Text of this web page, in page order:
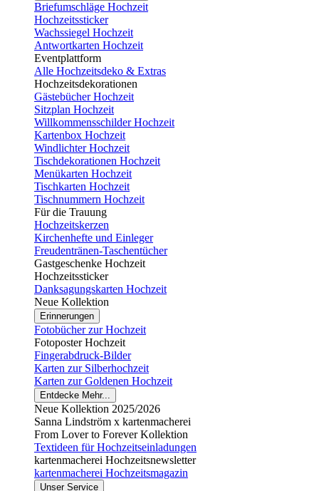
Briefumschläge Hochzeit
Hochzeitssticker
Wachssiegel Hochzeit
Antwortkarten Hochzeit
Eventplattform
Alle Hochzeitsdeko & Extras
Hochzeitsdekorationen
Gästebücher Hochzeit
Sitzplan Hochzeit
Willkommensschilder Hochzeit
Kartenbox Hochzeit
Windlichter Hochzeit
Tischdekorationen Hochzeit
Menükarten Hochzeit
Tischkarten Hochzeit
Tischnummern Hochzeit
Für die Trauung
Hochzeitskerzen
Kirchenhefte und Einleger
Freudentränen-Taschentücher
Gastgeschenke Hochzeit
Hochzeitssticker
Danksagungskarten Hochzeit
Neue Kollektion
Erinnerungen
Fotobücher zur Hochzeit
Fotoposter Hochzeit
Fingerabdruck-Bilder
Karten zur Silberhochzeit
Karten zur Goldenen Hochzeit
Entdecke Mehr...
Neue Kollektion 2025/2026
Sanna Lindström x kartenmacherei
From Lover to Forever Kollektion
Textideen für Hochzeitseinladungen
kartenmacherei Hochzeitsnewsletter
kartenmacherei Hochzeitsmagazin
Unser Service